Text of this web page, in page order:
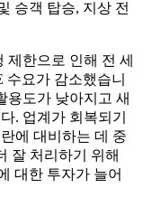
승객 탑승, 지상 전
제한으로 인해 전 세
수요가 감소했습니
용도가 낮아지고 새
. 업계가 회복되기
에 대비하는 데 중
잘 처리하기 위해
대한 투자가 늘어